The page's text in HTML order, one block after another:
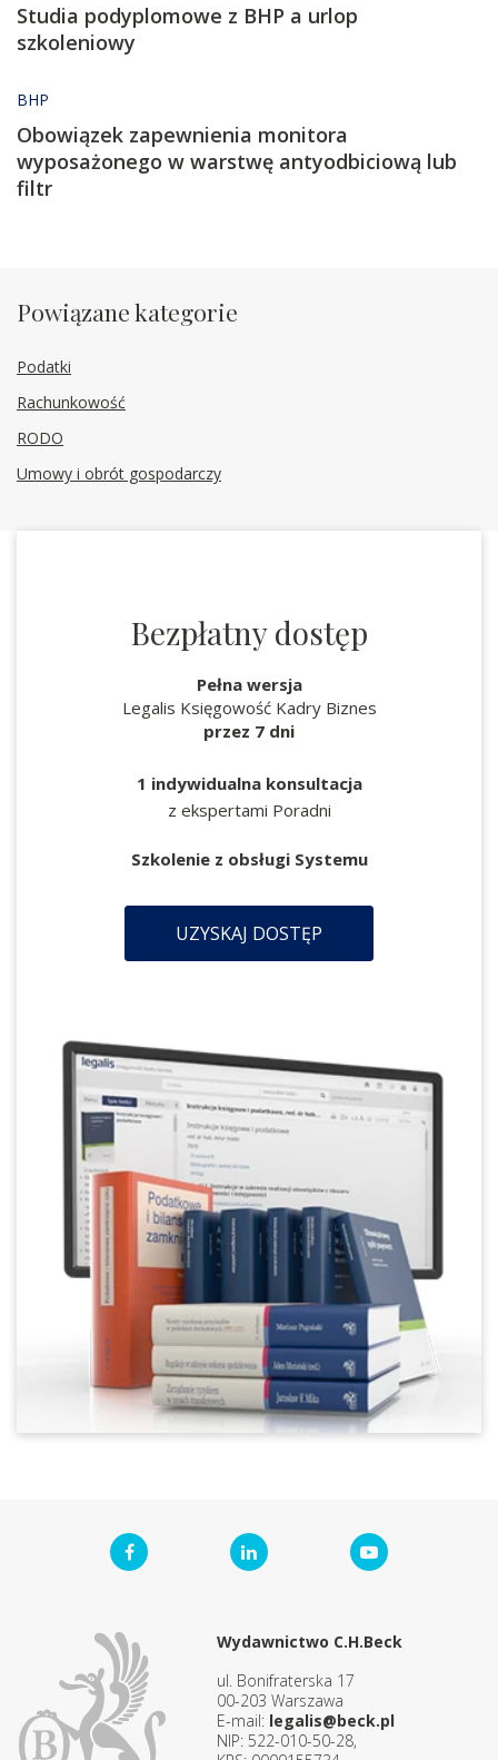
Studia podyplomowe z BHP a urlop
szkoleniowy
BHP
Obowiązek zapewnienia monitora
wyposażonego w warstwę antyodbiciową lub
filtr
Powiązane kategorie
Podatki
Rachunkowość
RODO
Umowy i obrót gospodarczy
Bezpłatny dostęp
Pełna wersja
Legalis Księgowość Kadry Biznes
przez 7 dni
1 indywidualna konsultacja
z ekspertami Poradni
Szkolenie z obsługi Systemu
UZYSKAJ DOSTĘP
Wydawnictwo C.H.Beck
ul. Bonifraterska 17
00-203 Warszawa
E-mail: legalis@beck.pl
NIP: 522-010-50-28,